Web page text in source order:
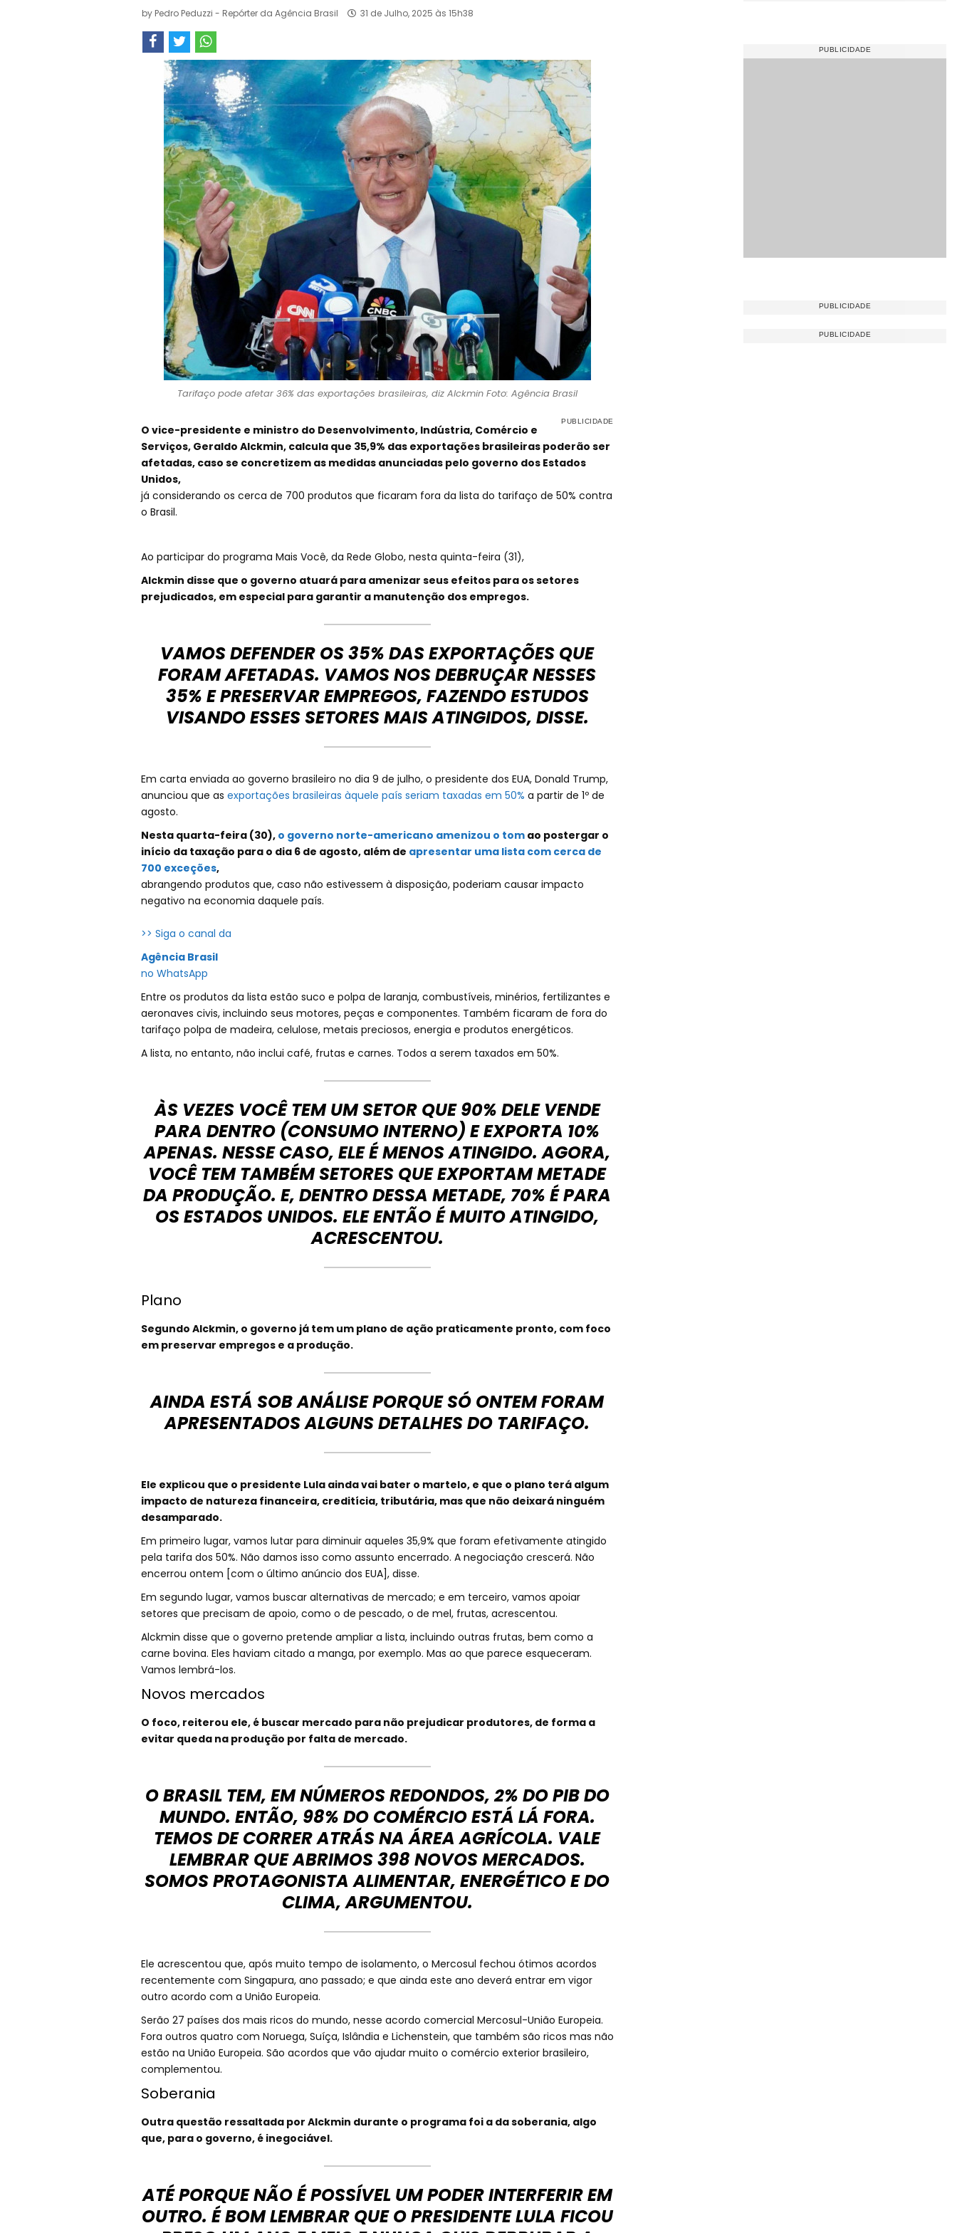
by Pedro Peduzzi - Repórter da Agência Brasil 31 de Julho, 2025 às 15h38
Tarifaço pode afetar 36% das exportações brasileiras, diz Alckmin Foto: Agência Brasil
O vice-presidente e ministro do Desenvolvimento, Indústria, Comércio e
Serviços, Geraldo Alckmin, calcula que 35,9% das exportações brasileiras poderão ser
afetadas, caso se concretizem as medidas anunciadas pelo governo dos Estados
Unidos,
já considerando os cerca de 700 produtos que ficaram fora da lista do tarifaço de 50% contra
o Brasil.
Ao participar do programa Mais Você, da Rede Globo, nesta quinta-feira (31),
Alckmin disse que o governo atuará para amenizar seus efeitos para os setores
prejudicados, em especial para garantir a manutenção dos empregos.
VAMOS DEFENDER OS 35% DAS EXPORTAÇÕES QUE
FORAM AFETADAS. VAMOS NOS DEBRUÇAR NESSES
35% E PRESERVAR EMPREGOS, FAZENDO ESTUDOS
VISANDO ESSES SETORES MAIS ATINGIDOS, DISSE.
Em carta enviada ao governo brasileiro no dia 9 de julho, o presidente dos EUA, Donald Trump,
anunciou que as exportações brasileiras àquele país seriam taxadas em 50% a partir de 1º de
agosto.
Nesta quarta-feira (30), o governo norte-americano amenizou o tomao postergar o
início da taxação para o dia 6 de agosto, além de apresentar uma lista com cerca de
700 exceções,
abrangendo produtos que, caso não estivessem à disposição, poderiam causar impacto
negativo na economia daquele país.
>> Siga o canal da
Agência Brasil
no WhatsApp
Entre os produtos da lista estão suco e polpa de laranja, combustíveis, minérios, fertilizantes e
aeronaves civis, incluindo seus motores, peças e componentes. Também ficaram de fora do
tarifaço polpa de madeira, celulose, metais preciosos, energia e produtos energéticos.
A lista, no entanto, não inclui café, frutas e carnes. Todos a serem taxados em 50%.
ÀS VEZES VOCÊ TEM UM SETOR QUE 90% DELE VENDE
PARA DENTRO (CONSUMO INTERNO) E EXPORTA 10%
APENAS. NESSE CASO, ELE É MENOS ATINGIDO. AGORA,
VOCÊ TEM TAMBÉM SETORES QUE EXPORTAM METADE
DA PRODUÇÃO. E, DENTRO DESSA METADE, 70% É PARA
OS ESTADOS UNIDOS. ELE ENTÃO É MUITO ATINGIDO,
ACRESCENTOU.
Plano
Segundo Alckmin, o governo já tem um plano de ação praticamente pronto, com foco
em preservar empregos e a produção.
AINDA ESTÁ SOB ANÁLISE PORQUE SÓ ONTEM FORAM
APRESENTADOS ALGUNS DETALHES DO TARIFAÇO.
Ele explicou que o presidente Lula ainda vai bater o martelo, e que o plano terá algum
impacto de natureza financeira, creditícia, tributária, mas que não deixará ninguém
desamparado.
Em primeiro lugar, vamos lutar para diminuir aqueles 35,9% que foram efetivamente atingido
pela tarifa dos 50%. Não damos isso como assunto encerrado. A negociação crescerá. Não
encerrou ontem [com o último anúncio dos EUA], disse.
Em segundo lugar, vamos buscar alternativas de mercado; e em terceiro, vamos apoiar
setores que precisam de apoio, como o de pescado, o de mel, frutas, acrescentou.
Alckmin disse que o governo pretende ampliar a lista, incluindo outras frutas, bem como a
carne bovina. Eles haviam citado a manga, por exemplo. Mas ao que parece esqueceram.
Vamos lembrá-los.
Novos mercados
O foco, reiterou ele, é buscar mercado para não prejudicar produtores, de forma a
evitar queda na produção por falta de mercado.
O BRASIL TEM, EM NÚMEROS REDONDOS, 2% DO PIB DO
MUNDO. ENTÃO, 98% DO COMÉRCIO ESTÁ LÁ FORA.
TEMOS DE CORRER ATRÁS NA ÁREA AGRÍCOLA. VALE
LEMBRAR QUE ABRIMOS 398 NOVOS MERCADOS.
SOMOS PROTAGONISTA ALIMENTAR, ENERGÉTICO E DO
CLIMA, ARGUMENTOU.
Ele acrescentou que, após muito tempo de isolamento, o Mercosul fechou ótimos acordos
recentemente com Singapura, ano passado; e que ainda este ano deverá entrar em vigor
outro acordo com a União Europeia.
Serão 27 países dos mais ricos do mundo, nesse acordo comercial Mercosul-União Europeia.
Fora outros quatro com Noruega, Suíça, Islândia e Lichenstein, que também são ricos mas não
estão na União Europeia. São acordos que vão ajudar muito o comércio exterior brasileiro,
complementou.
Soberania
Outra questão ressaltada por Alckmin durante o programa foi a da soberania, algo
que, para o governo, é inegociável.
ATÉ PORQUE NÃO É POSSÍVEL UM PODER INTERFERIR EM
OUTRO. É BOM LEMBRAR QUE O PRESIDENTE LULA FICOU